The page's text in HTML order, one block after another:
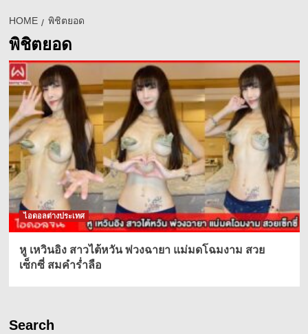
HOME พิชิตยอด
พิชิตยอด
ไอดอลต่างประเทศ
หู เหวินอิง สาวไต้หวัน พ่วงฉายา แม่มดโฉมงาม สวย
เซ็กซี่ สมคำร่ำลือ
Search